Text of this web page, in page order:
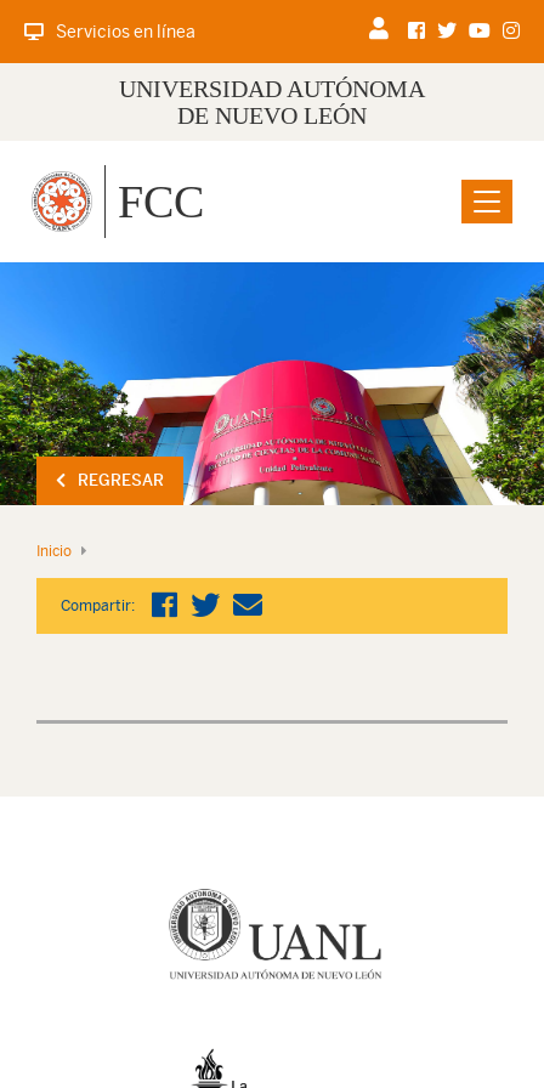
Servicios en línea
UNIVERSIDAD AUTÓNOMA
DE NUEVO LEÓN
Menu
FCC
REGRESAR
Inicio
Compartir: